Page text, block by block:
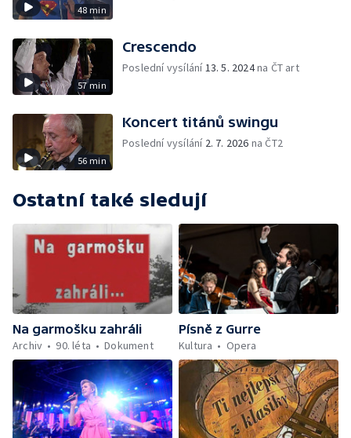
48 min
57 min
Crescendo
Poslední vysílání13. 5. 2024na ČT art
56 min
Koncert titánů swingu
Poslední vysílání 2. 7. 2026 na ČT2
Ostatní také sledují
Na garmošku zahráli
Archiv
90. léta Dokument
Písně z Gurre
Kultura
Opera